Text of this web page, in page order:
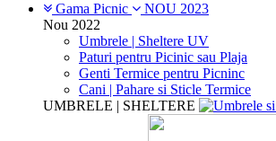
Gama Picnic
NOU 2023
Nou 2022
Umbrele | Sheltere UV
Paturi pentru Picinic sau Plaja
Genti Termice pentru Picninc
Cani | Pahare si Sticle Termice
UMBRELE | SHELTERE